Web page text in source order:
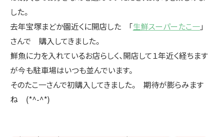
した。
去年宝塚まどか園近くに開店した 「生鮮スーパーたこ一」
さんで 購入してきました。
鮮魚に力を入れているお店らしく、開店して１年近く経ちます
が今も駐車場はいつも並んでいます。
そのたこ一さんで初購入してきました。 期待が膨らみます
ね (*^-^*)